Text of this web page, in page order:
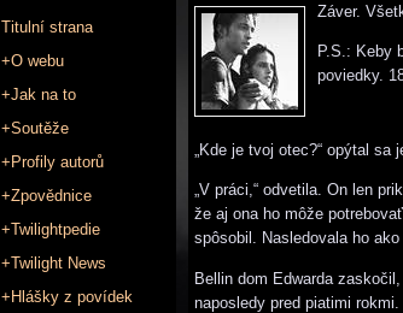
Titulní strana
+O webu
+Jak na to
+Soutěže
+Profily autorů
+Zpovědnice
+Twilightpedie
+Twilight News
+Hlášky z povídek
Záver.
P.S.: Keby
poviedky.
„Kde je tvoj otec?“ opýtal sa
„V práci,“ odvetila. On len
že aj ona ho môže
spôsobil. Nasledovala ho
Bellin dom Edwarda
naposledy pred piatimi